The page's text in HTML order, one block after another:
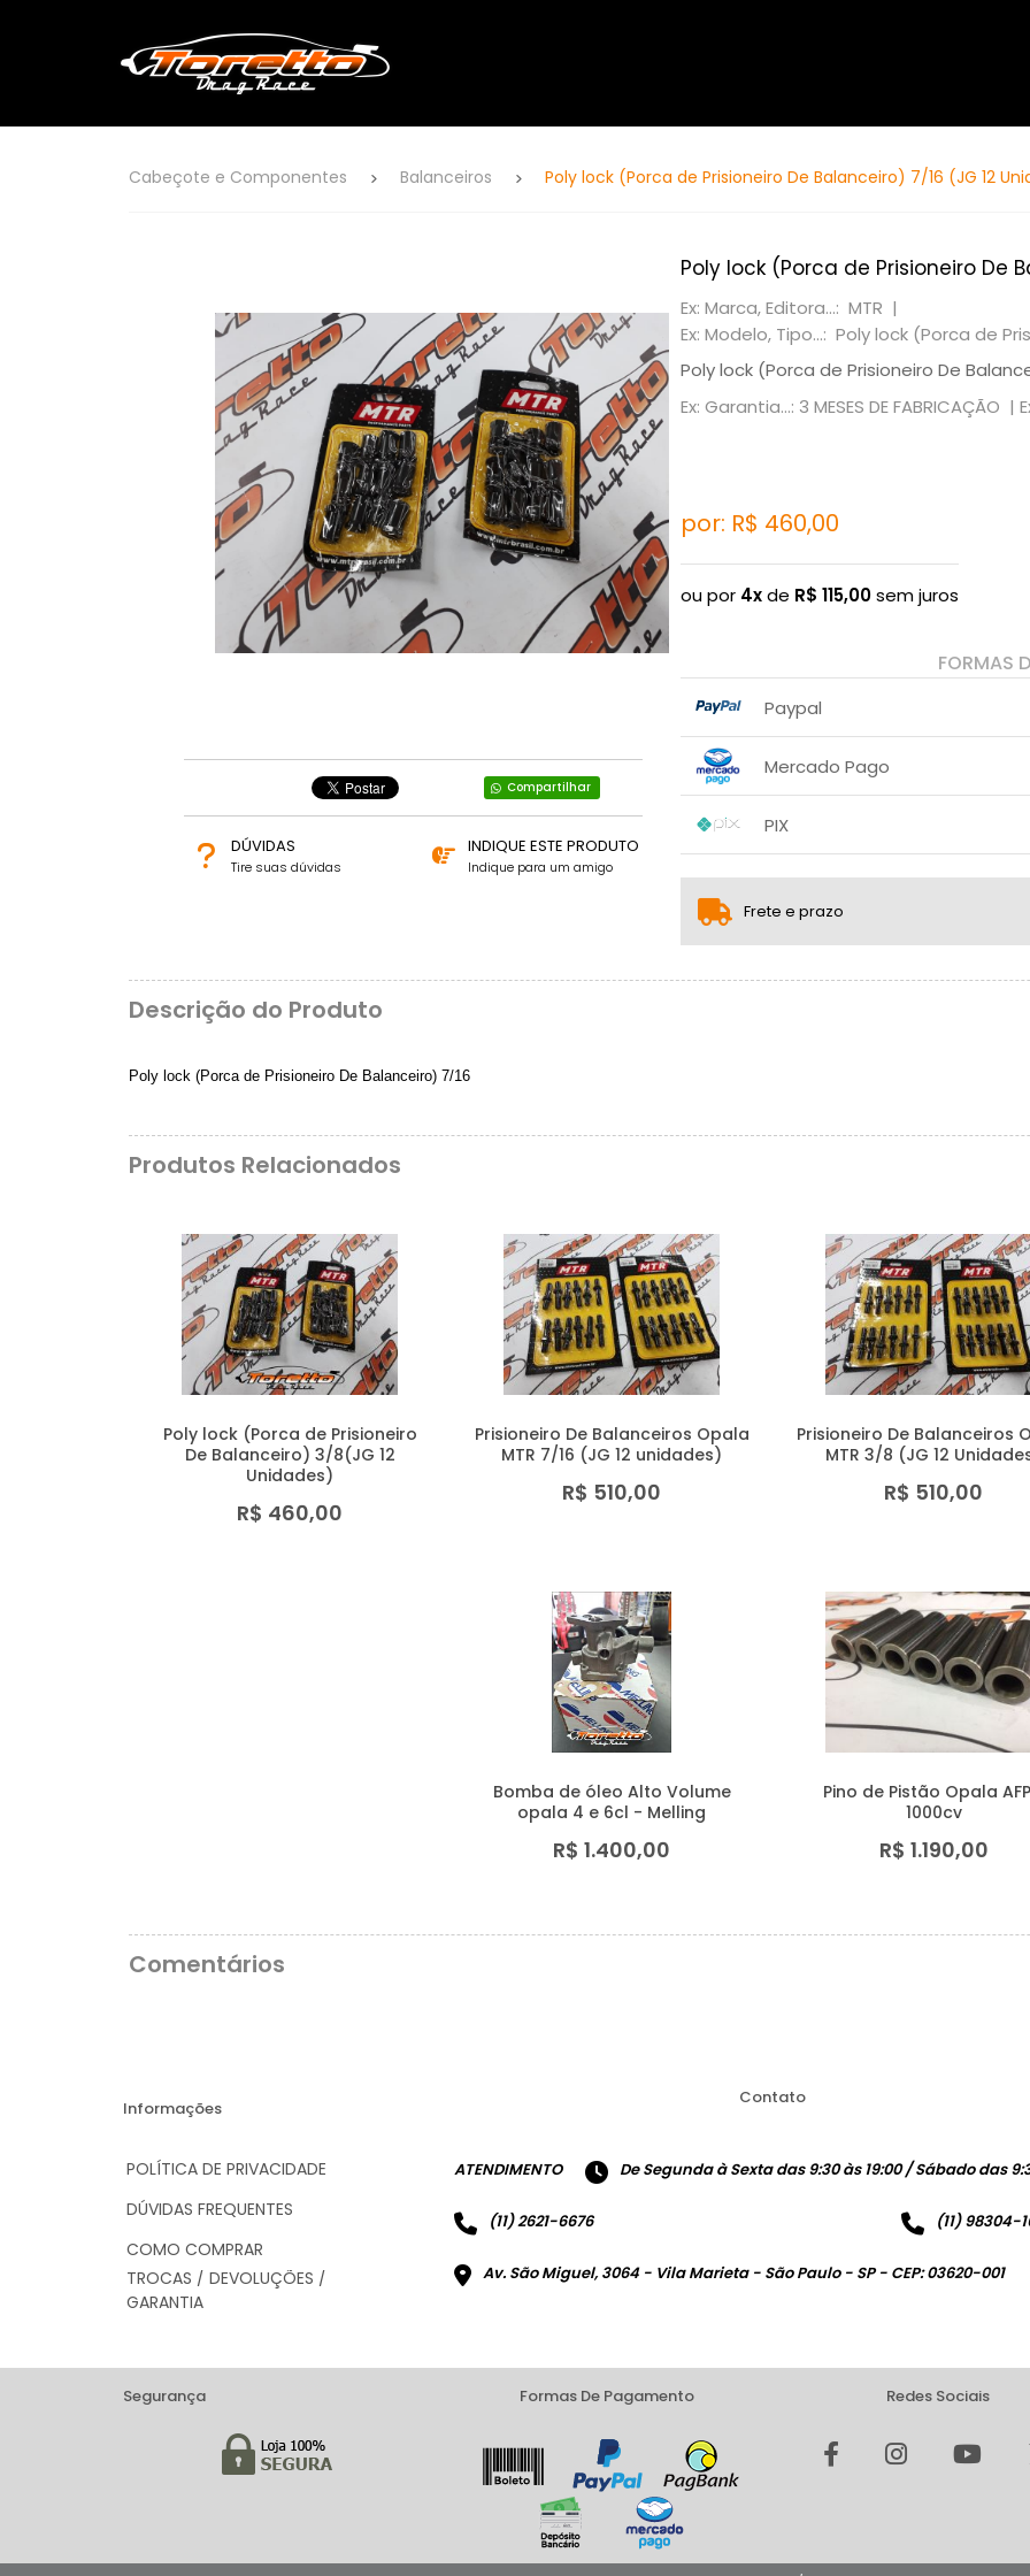
Cabeçote e Componentes Balanceiros Poly lock (Porca de Prisioneiro De Balanceiro) 7/16 (JG 12
Compartilhar
DÚVIDAS
Tire suas dúvidas
INDIQUE ESTE PRODUTO
Indique para um amigo
Poly lock (Porca de Prisioneiro De
Ex: Marca, Editora...: MTR |
Ex: Modelo, Tipo...: Poly lock (Porca de
Poly lock (Porca de Prisioneiro De
Ex: Garantia...: 3 MESES DE FABRICAÇÃO |
por: R$ 460,00
ou por 4xde R$ 115,00sem juros
FORMAS
Paypal
2x sem juros de R$ 230,00
Mercado Pago
2x sem juros de R$ 230,00
PIX
...
Frete e prazo
Descrição do Produto
Poly lock (Porca de Prisioneiro De Balanceiro) 7/16
Produtos Relacionados
Poly lock (Porca de Prisioneiro
De Balanceiro) 3/8(JG 12
Unidades)
R$ 460,00
Prisioneiro De Balanceiros Opala
MTR 7/16 (JG 12 unidades)
R$ 510,00
Prisioneiro De Balanceiros
MTR 3/8 (JG 12
R$ 510,00
Bomba de óleo Alto Volume
opala 4 e 6cl - Melling
R$ 1.400,00
Pino de Pistão Opala
1000cv
R$ 1.190,00
Comentários
Informações
POLÍTICA DE PRIVACIDADE
DÚVIDAS FREQUENTES
COMO COMPRAR
TROCAS / DEVOLUÇÕES /
GARANTIA
Contato
ATENDIMENTO De Segunda à Sexta das 9:30 às 19:00 / Sábado das
(11) 2621-6676 (11) 98304-
Av. São Miguel, 3064 - Vila Marieta - São Paulo - SP - CEP: 03620-001
Segurança Formas De Pagamento Redes Sociais